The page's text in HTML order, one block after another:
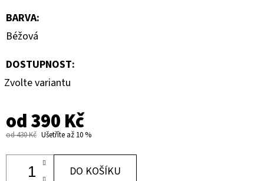
BARVA:
Béžová
DOSTUPNOST:
Zvolte variantu
od390 Kč
od 430 Kč Ušetříte až 10 %
DO KOŠÍKU